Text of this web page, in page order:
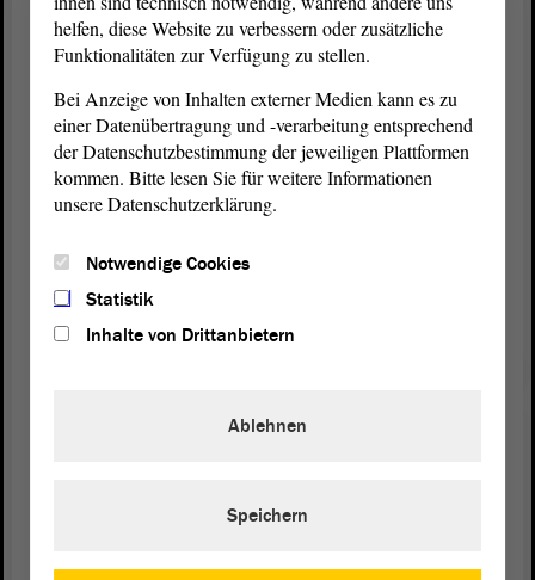
Demokratie“. Anlass ist der Jahrestag der Zerstörung
Magdeburgs während des Zweiten Weltkriegs (16.
Januar 1945), und der unablässige Versuch, dieses
Datum revisionistisch aufzuladen.
Doch mittlerweile zieht sich ein breites Band an
gesellschaftlichem Engagement durch die
Landeshauptstadt, welches nicht nur das Vergessen
und die Umdeutung anprangert, sondern auch die
Toleranz undDemokratie
modernen Gesellschaft zu verfestigen.
Rund um den 16. Januar finden daher jedes Jahr
Kriegsverbrechen, die von deutschem Boden
helfen, diese Website zu verbessern oder zusätzliche
Funktionalitäten zur Verfügung zu stellen.
Bei Anzeige von Inhalten externer Medien kann es zu
einer Datenübertragung und -verarbeitung entsprechend
der Datenschutzbestimmung der jeweiligen Plattformen
kommen. Bitte lesen Sie für weitere Informationen
unsere Datenschutzerklärung.
Notwendige Cookies
Statistik
Inhalte von Drittanbietern
Ablehnen
Speichern